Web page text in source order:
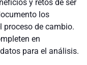
y retos de ser
los
proceso de cambio.
en
para el análisis.